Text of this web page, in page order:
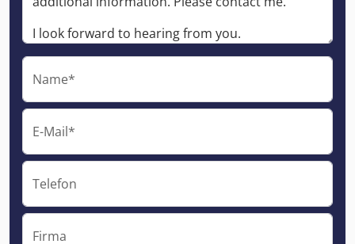
Name*
E-Mail*
Telefon
Firma